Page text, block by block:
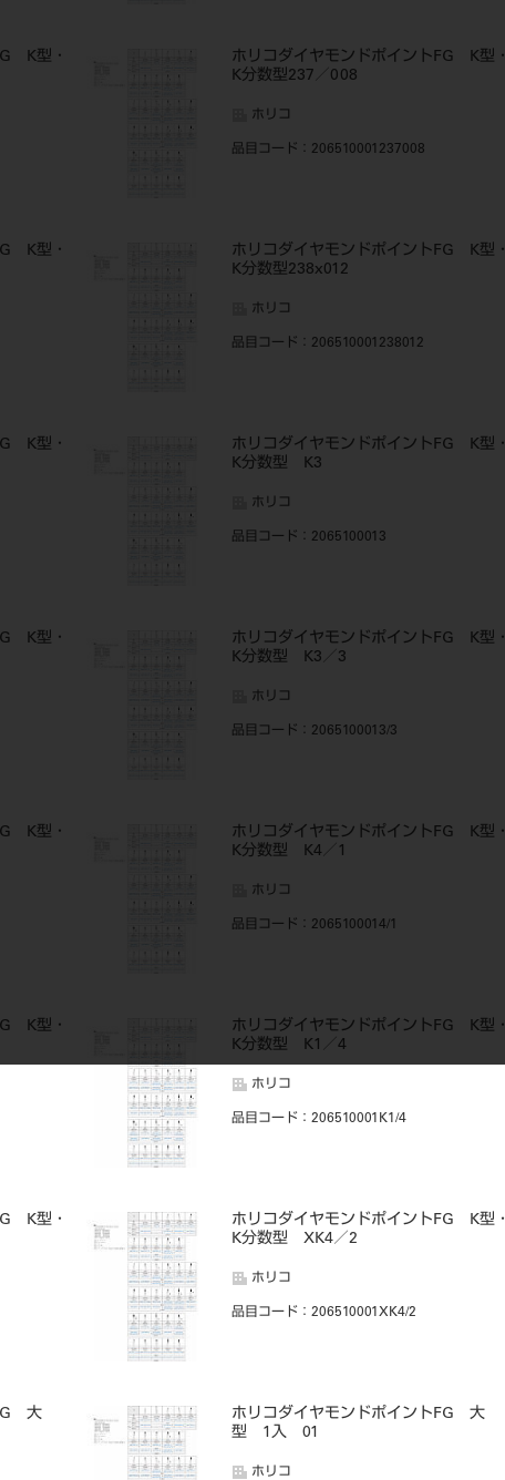
K型・
ホリコダイヤモンドポイントFG K型・
K分数型237／008
ホリコ
品目コード ：206510001237008
K型・
ホリコダイヤモンドポイントFG K型・
K分数型238x012
ホリコ
品目コード ：206510001238012
K型・
ホリコダイヤモンドポイントFG K型・
K分数型 K3
ホリコ
品目コード ：2065100013
K型・
ホリコダイヤモンドポイントFG K型・
K分数型 K3／3
ホリコ
品目コード ：2065100013/3
K型・
ホリコダイヤモンドポイントFG K型・
K分数型 K4／1
ホリコ
品目コード ：2065100014/1
K型・
ホリコダイヤモンドポイントFG K型・
K分数型 K1／4
ホリコ
品目コード ：206510001K1/4
K型・
ホリコダイヤモンドポイントFG K型・
K分数型 XK4／2
ホリコ
品目コード ：206510001XK4/2
大
ホリコダイヤモンドポイントFG 大
型 1入 01
ホリコ